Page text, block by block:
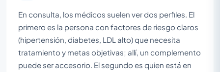
En consulta, los médicos suelen ver dos perfiles. El
primero es la persona con factores de riesgo claros
(hipertensión, diabetes, LDL alto) que necesita
tratamiento y metas objetivas; allí, un complemento
puede ser accesorio. El segundo es quien está en